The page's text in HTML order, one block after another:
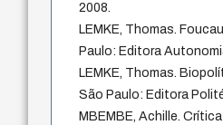
2008.
LEMKE, Thomas.
Paulo: Editora
LEMKE, Thomas.
São Paulo: Editora
MBEMBE, Achille.